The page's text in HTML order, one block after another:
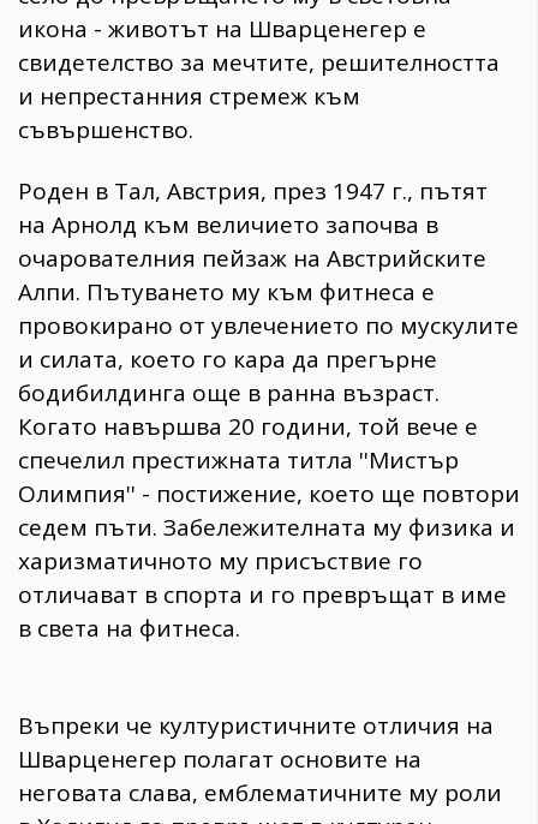
икона - животът на Шварценегер е
свидетелство за мечтите, решителността
и непрестанния стремеж към
съвършенство.
Роден в Тал, Австрия, през 1947 г., пътят
на Арнолд към величието започва в
очарователния пейзаж на Австрийските
Алпи. Пътуването му към фитнеса е
провокирано от увлечението по мускулите
и силата, което го кара да прегърне
бодибилдинга още в ранна възраст.
Когато навършва 20 години, той вече е
спечелил престижната титла ''Мистър
Олимпия'' - постижение, което ще повтори
седем пъти. Забележителната му физика и
харизматичното му присъствие го
отличават в спорта и го превръщат в име
в света на фитнеса.
Въпреки че културистичните отличия на
Шварценегер полагат основите на
неговата слава, емблематичните му роли